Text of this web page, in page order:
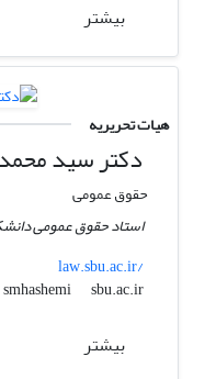
بیشتر
هیات تحریریه
دکتر سید
حقوق عمومی
استاد حقوق عمومی
law.sbu.ac.ir/
smhashemi
sbu.ac.ir
بیشتر